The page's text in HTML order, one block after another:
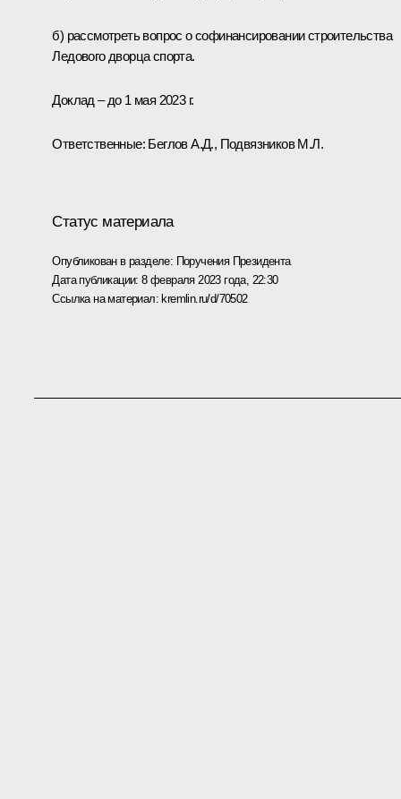
б) рассмотреть вопрос о софинансировании строительства
Ледового дворца спорта.
Доклад – до 1 мая 2023 г.
Ответственные: Беглов А.Д., Подвязников М.Л.
Статус материала
Опубликован в разделе: Поручения Президента
Дата публикации:8 февраля 2023 года, 22:30
Ссылка на материал: kremlin.ru/d/70502